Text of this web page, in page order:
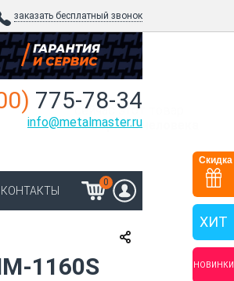
заказать бесплатный звонок
775-78-34
info@metalmaster.ru
КОНТАКТЫ
0
1160S
сейчас
этот товар
смотрят 3 человека
Скидка
ХИТ
НОВИНКИ